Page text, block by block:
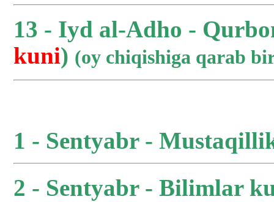
13 - Iyd al-Adho -
kuni) (oy chiqishiga qarab
1 - Sentyabr -
2 - Sentyabr - Bilimlar